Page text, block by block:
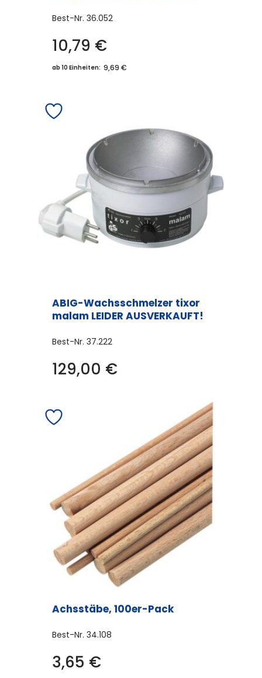
Best-Nr. 36.052
10,79 €
ab 10 Einheiten: 9,69 €
ABIG-Wachsschmelzer tixor
malam LEIDER AUSVERKAUFT!
Best-Nr. 37.222
129,00 €
Achsstäbe, 100er-Pack
Best-Nr. 34.108
3,65 €